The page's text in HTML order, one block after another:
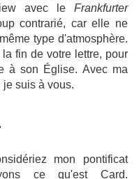
avec le Frankfurter
contrarié, car elle ne
type d'atmosphère.
fin de votre lettre, pour
à son Église. Avec ma
je suis à vous.
mon pontificat
ce qu'est Card.